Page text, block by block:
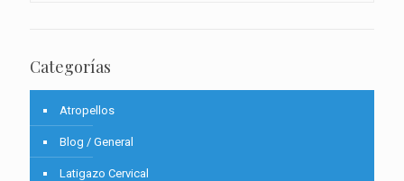
Categorías
Atropellos
Blog / General
Latigazo Cervical